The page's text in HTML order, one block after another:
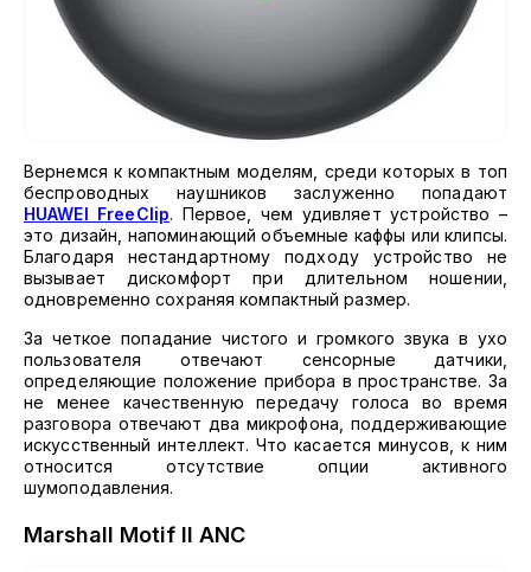
Вернемся к компактным моделям, среди которых в топ
беспроводных наушников заслуженно попадают
HUAWEI FreeClip. Первое, чем удивляет устройство –
это дизайн, напоминающий объемные каффы или клипсы.
Благодаря нестандартному подходу устройство не
вызывает дискомфорт при длительном ношении,
одновременно сохраняя компактный размер.
За четкое попадание чистого и громкого звука в ухо
пользователя отвечают сенсорные датчики,
определяющие положение прибора в пространстве. За
не менее качественную передачу голоса во время
разговора отвечают два микрофона, поддерживающие
искусственный интеллект. Что касается минусов, к ним
относится отсутствие опции активного
шумоподавления.
Marshall Motif II ANC